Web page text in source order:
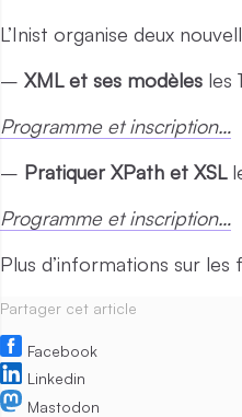
L’Inist organise deux
– XML et ses modèles les
Programme et inscription…
– Pratiquer XPath et XSL
Programme et inscription…
Plus d’informations sur
Partager cet article
Facebook
Linkedin
Mastodon